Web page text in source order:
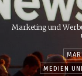
Marketing und
MEDIEN